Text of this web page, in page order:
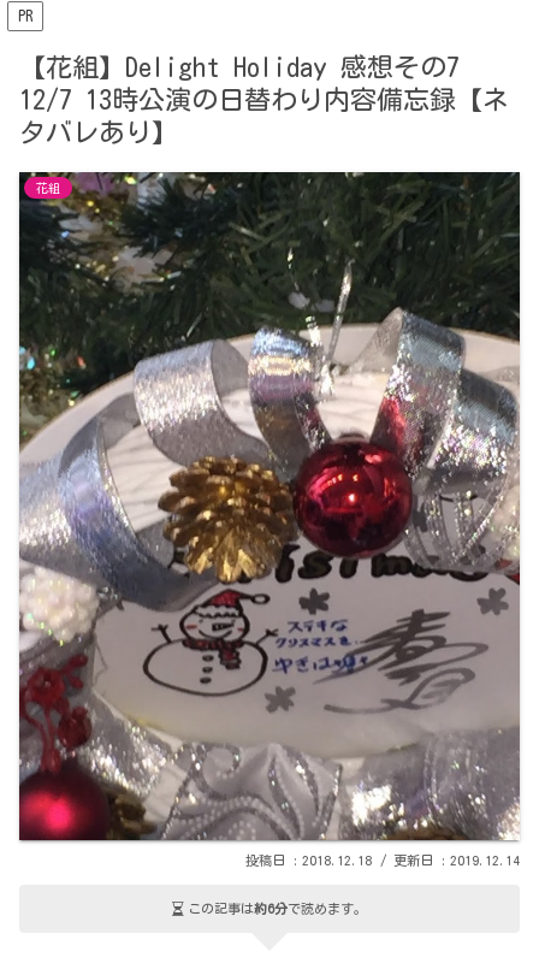
PR
【花組】Delight Holiday 感想その7
12/7 13時公演の日替わり内容備忘録【ネ
タバレあり】
花組
2018.12.18 2019.12.14
この記事は約6分で読めます。